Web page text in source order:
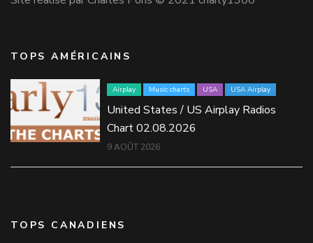
TOPS AMÉRICAINS
Airplay Music charts USA USA Airplay
United States / US Airplay Radios
Chart 02.08.2026
9 AOÛT 2026
TOPS CANADIENS